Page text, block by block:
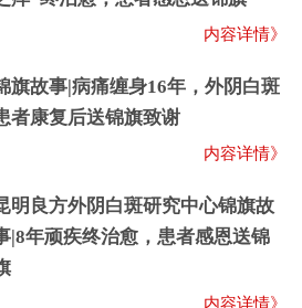
内容详情》
旗故事|病痛缠身16年，外阴白斑
者康复后送锦旗致谢
内容详情》
明良方外阴白斑研究中心锦旗故
|8年顽疾终治愈，患者感恩送锦
内容详情》